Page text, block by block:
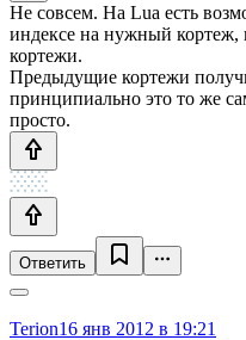
Не совсем. На Lua есть
индексе на нужный
кортежи.
Предыдущие кортежи
принципиально это то же
просто.
Ответить
Terion16 янв 2012 в 19:21